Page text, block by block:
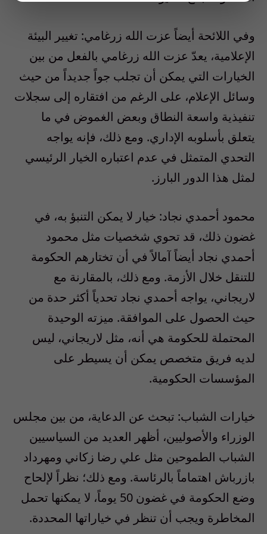
وفي اللائحة أيضاً عزت الله زرغامي: تغيير البيئة
الإعلامية، يعدّ عزت الله زرغامي بالفعل من بين
الخيارات التي يمكن أن تجلب جواً جديداً من حيث
وسائل الإعلام، على الرغم من افتقاره إلى سجلات
تنفيذية واسعة النطاق وبعض الغموض في ما
يتعلق بأسلوبه الإداري. ومع ذلك، فإنه يواجه
التحدي المتمثل في عدم اعتباره الخيار الرئيسي
لمثل هذا الدور البارز.
محمود أحمدي نجاد: خيار لا يمكن التنبؤ به، في
غضون ذلك، قد تحوي شخصيات مثل محمود
أحمدي نجاد أيضاً آمالاً في أن تختارهم الحكومة
للتنقل خلال الأزمة. ومع ذلك، بالمقارنة مع
لاريجاني، يواجه أحمدي نجاد تحدياً أكثر حدة من
حيث الحصول على الموافقة. ميزته الوحيدة
المحتملة للحكومة هي أنه، مثل لاريجاني، ليس
لديه فريق متخصص يمكن أن يسيطر على
المؤسسات الحكومية.
خيارات الشباب: تبحث عن الدعاية، من بين مجلس
الوزراء والأصوليين، أظهر العديد من السياسيين
الشباب الطموحين مثل علي رضا زكاني ومهرداد
بازرباش اهتماماً بالرئاسة. ومع ذلك؛ نظراً لإلحاح
وضع الحكومة في غضون 50 يوماً، لا يمكنها تحمل
المخاطرة ويجب أن تنظر في خياراتها المحددة.